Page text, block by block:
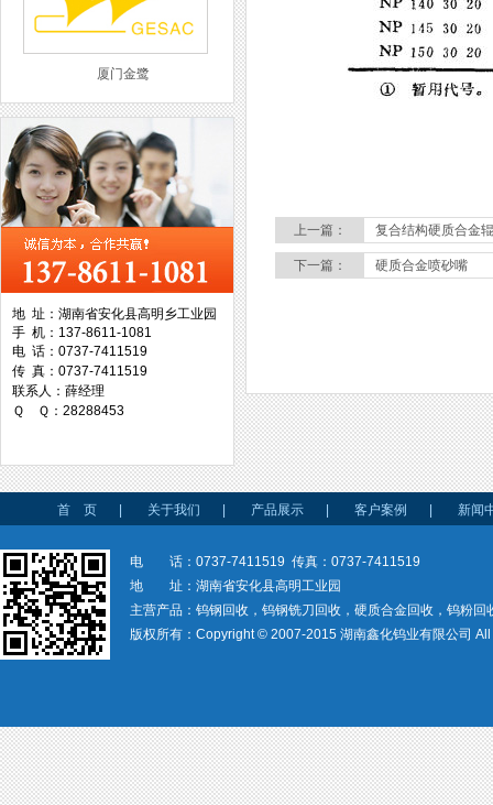
厦门金鹭
西工集团
台湾协威机械
台湾万事达切削科技
地 址：湖南省安化县高明乡工业园
手 机：137-8611-1081
电 话：0737-7411519
传 真：0737-7411519
联系人：薛经理
Ｑ Ｑ：28288453
上一篇： 复合结构硬质合金
下一篇： 硬质合金喷砂嘴
首 页 关于我们 产品展示 客户案例 新闻
电 话：0737-7411519 传真：0737-7411519
地 址：湖南省安化县高明工业园
主营产品：钨钢回收，钨钢铣刀回收，硬质合金回收，钨粉回
版权所有：Copyright © 2007-2015 湖南鑫化钨业有限公司